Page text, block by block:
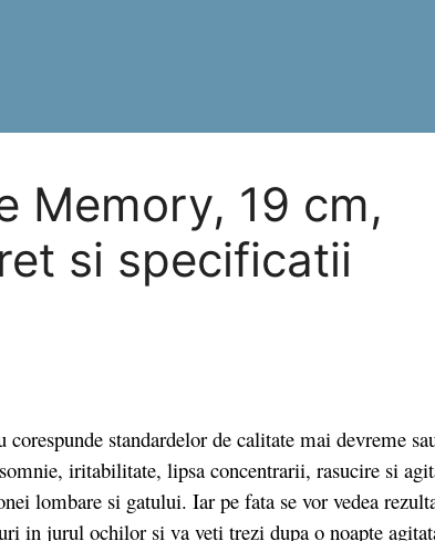
Memory, 19 cm,
si specificatii
standardelor de calitate mai devreme
iritabilitate, lipsa concentrarii, rasucire si
lombare si gatului. Iar pe fata se vor vedea
in jurul ochilor si va veti trezi dupa o noapte